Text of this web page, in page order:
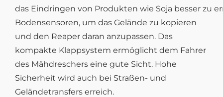
das Eindringen von Produkten wie Soja besser zu
Bodensensoren, um das Gelände zu kopieren
und den Reaper daran anzupassen. Das
kompakte Klappsystem ermöglicht dem Fahrer
des Mähdreschers eine gute Sicht. Hohe
Sicherheit wird auch bei Straßen- und
Geländetransfers erreich.